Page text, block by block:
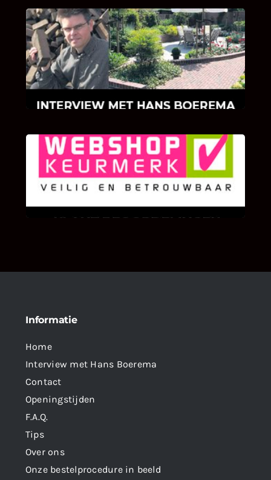
INTERVIEW MET HANS BOEREMA
Hoe Bricks and Stones ontstaan is en wat
Hans Boerema motiveert in de wereld van
klinkers en tegels!
KLANT BEOORDELINGEN
We zijn er zeer op gesteld om te weten wat u
als klant van ons en onze diensten vindt.
Informatie
Home
Interview met Hans Boerema
Contact
Openingstijden
F.A.Q.
Tips
Over ons
Onze bestelprocedure in beeld